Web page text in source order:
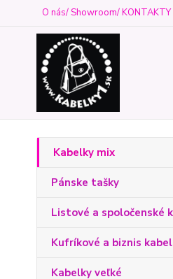
O nás/ Showroom/ KONTAKTY
Kabelky mix
Pánske tašky
Listové a spoločenské
Kufríkové a biznis
Kabelky veľké